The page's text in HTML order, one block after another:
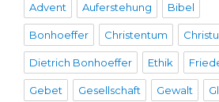
Advent Auferstehung Bibel
Bonhoeffer Christentum
Dietrich Bonhoeffer Ethik
Gebet Gesellschaft Gewalt